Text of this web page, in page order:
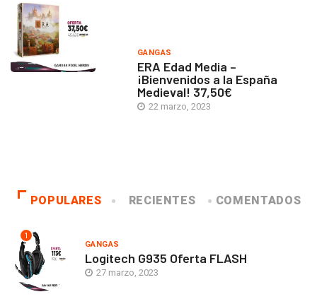
GANGAS
ERA Edad Media –
¡Bienvenidos a la España
Medieval! 37,50€
22 marzo, 2023
POPULARES RECIENTES COMENTADOS
1
GANGAS
Logitech G935 Oferta FLASH
27 marzo, 2023